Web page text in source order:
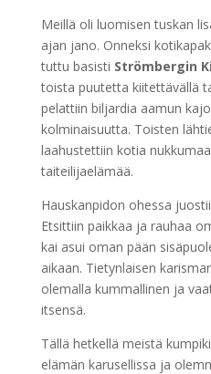
Meillä oli luomisen tuskan
ajan jano. Onneksi
tuttu basisti Strömbergin
toista puutetta kiitettävällä
pelattiin biljardia aamun
kolminaisuutta. Toisten
laahustettiin kotia
taiteilijaelämää.
Hauskanpidon ohessa
Etsittiin paikkaa ja rauhaa
kai asui oman pään
aikaan. Tietynlaisen
olemalla kummallinen ja
itsensä.
Tällä hetkellä meistä
elämän karusellissa ja